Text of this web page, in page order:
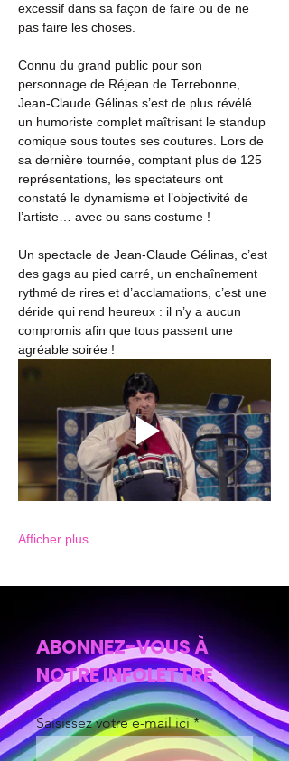
excessif dans sa façon de faire ou de ne
pas faire les choses.
Connu du grand public pour son
personnage de Réjean de Terrebonne,
Jean-Claude Gélinas s’est de plus révélé
un humoriste complet maîtrisant le standup
comique sous toutes ses coutures. Lors de
sa dernière tournée, comptant plus de 125
représentations, les spectateurs ont
constaté le dynamisme et l’objectivité de
l’artiste… avec ou sans costume !
Un spectacle de Jean-Claude Gélinas, c’est
des gags au pied carré, un enchaînement
rythmé de rires et d’acclamations, c’est une
déride qui rend heureux : il n’y a aucun
compromis afin que tous passent une
agréable soirée !
Afficher plus
ABONNEZ-VOUS À
NOTRE INFOLETTRE
Saisissez votre e-mail ici